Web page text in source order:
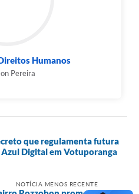
Humanos
Pereira
que regulamenta futura
Digital em Votuporanga
NOTÍCIA MENOS RECENTE